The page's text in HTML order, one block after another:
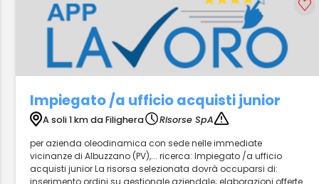
Impiegato /a ufficio acquisti junior
A soli 1 km da Filighera
Risorse SpA
per azienda oleodinamica con sede nelle immediate
vicinanze di Albuzzano (PV),... ricerca: Impiegato /a ufficio
acquisti junior La risorsa selezionata dovrà occuparsi di:
inserimento ordini su gestionale aziendale; elaborazioni offerte